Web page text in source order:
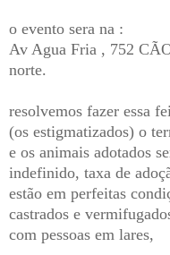
o evento sera na :
Av Agua Fria , 752
norte.
resolvemos fazer essa
(os estigmatizados) o
e os animais adotados
indefinido, taxa de
estão em perfeitas
castrados e
com pessoas em lares,